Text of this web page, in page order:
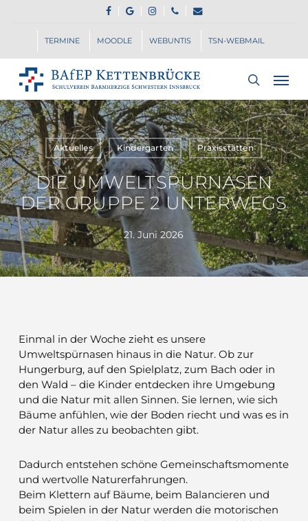
content
FACEBOOK
GOOGLE-
PLUS
INSTAGRAM
PHONEEMAIL
TERMINE MOODLE WEBUNTIS TSN-WEBMAIL
search
Menu
Aktuelles Kindergarten Praxisstätten
DIE UMWELTSPÜRNASEN
DER GRUPPE 2 UNTERWEGS
21. Juni 2026
Einmal in der Woche zieht es unsere
Umweltspürnasen hinaus in die Natur. Ob zur
Hungerburg, auf den Spielplatz, zum Bach oder in
den Wald – die Kinder entdecken ihre Umgebung
und die Natur mit allen Sinnen. Sie lernen, wie sich
Bäume anfühlen, wie der Boden riecht und was es in
der Natur alles zu beobachten gibt.
Dadurch entstehen schöne Gemeinschaftsmomente
und wertvolle Naturerfahrungen.
Beim Klettern auf Bäume, beim Balancieren und
beim Spielen in der Natur werden die motorischen